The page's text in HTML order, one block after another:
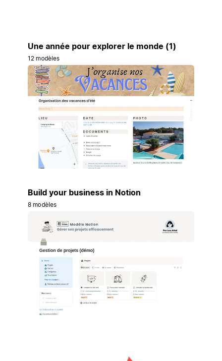
Une année pour explorer le monde (1)
12 modèles
Build your business in Notion
8 modèles